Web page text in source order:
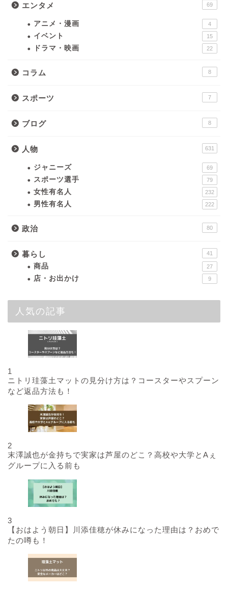
エンタメ 69
アニメ・漫画 4
イベント 15
ドラマ・映画 22
コラム 8
スポーツ 7
ブログ 8
人物 631
ジャニーズ 69
スポーツ選手 79
女性有名人 232
男性有名人 222
政治 80
暮らし 41
商品 27
店・お出かけ 9
人気の記事
1
ニトリ珪藻土マットの見分け方は？コースターやスプーン
など返品方法も！
2
末澤誠也が金持ちで実家は芦屋のどこ？高校や大学とAぇ
グループに入る前も
3
【おはよう朝日】川添佳穂が休みになった理由は？おめで
たの噂も！